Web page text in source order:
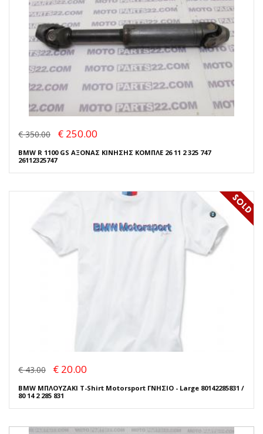
€ 350.00 € 250.00
BMW R 1100 GS ΑΞΟΝΑΣ ΚΙΝΗΣΗΣ ΚΟΜΠΛΕ 26 11 2 325 747
26112325747
€ 43.00 € 20.00
BMW ΜΠΛΟΥΖΑΚΙ T-Shirt Motorsport ΓΝΗΣΙΟ - Large 80142285831 /
80 14 2 285 831